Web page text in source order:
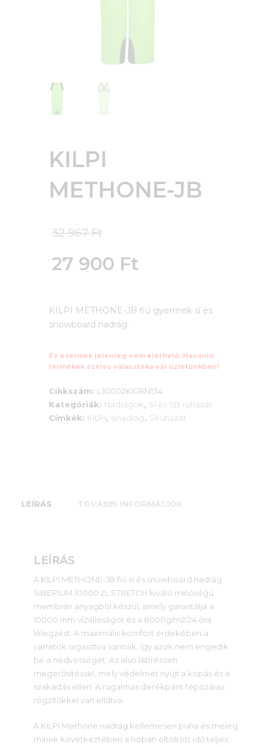
KILPI
METHONE-JB
32 967Ft
price
32
967 Ft.
27 900 Ft
price
27
900 Ft.
KILPI METHONE-JB fiú gyermek sí és
snowboard nadrág.
Ez a termék jelenleg nem elérhető. Hasonló
termékek széles választéka vár üzletünkben!
Cikkszám: LJ0002KIGRN134
Kategóriák: Nadrágok, Sí és SB ruházat
Címkék: KILPI, sínadrág, Síruházat
LEÍRÁS TOVÁBBI INFORMÁCIÓK
LEÍRÁS
A KILPI METHONE-JB fiú sí és snowboard nadrág
SIBERIUM 10000 2L STRETCH kiváló minőségű
membrán anyagból készül, amely garantálja a
10000 mm vízállóságot és a 8000g/m2/24 óra
lélegzést. A maximális komfort érdekében a
varratok ragasztva vannak, így azok nem engedik
be a nedvességet. Az alsó lábrészen
megerősítéssel, mely védelmet nyújt a kopás és a
szakadás ellen. A rugalmas derékpánt tépőzáras
rögzítőkkel van ellátva.
A KILPI Methone nadrág kellemesen puha és meleg,
minek következtében a hóban eltöltött idő teljes